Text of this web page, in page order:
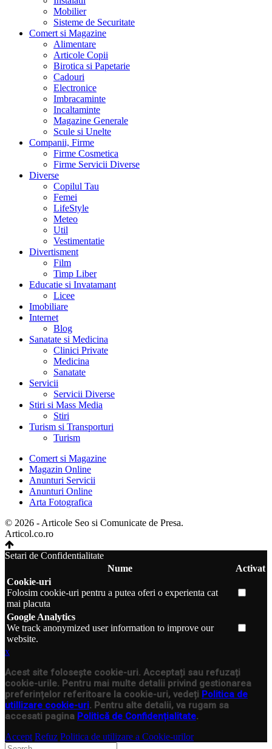
Mobilier
Sisteme de Securitate
Comert si Magazine
Alimentare
Articole Copii
Birotica si Papetarie
Cadouri
Electronice
Imbracaminte
Incaltaminte
Magazine Generale
Scule si Unelte
Companii, Firme
Firme Cosmetica
Firme Servicii Diverse
Diverse
Copilul Tau
Femei
LifeStyle
Meteo
Util
Vestimentatie
Divertisment
Film
Timp Liber
Educatie si Invatamant
Licee
Imobiliare
Internet
Blog
Sanatate si Medicina
Clinici Private
Medicina
Sanatate
Servicii
Servicii Diverse
Stiri si Mass Media
Stiri
Turism si Transporturi
Turism
Comert si Magazine
Magazin Online
Anunturi Servicii
Anunturi Online
Arta Fotografica
© 2026 - Articole Seo si Comunicate de Presa.
Articol.co.ro
Setari de Confidentialitate
Nume
Activat
Cookie-uri
Folosim cookie-uri pentru a putea oferi o experienta cat
mai placuta
Google Analytics
We track anonymized user information to improve our
website.
x
Acest site folosește cookie-uri. Acceptați sau refuzați
cookie-urile. Pentru mai multe detalii privind gestionarea
preferințelor referitoare la cookie-uri, vedeți Politica de
utillizare cookie-uri. Pentru alte detalii, va rugam sa
accesati pagina Politică de Confidențialitate.
Accept Refuz Politica de utilizare a Cookie-urilor